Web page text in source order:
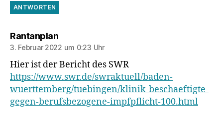
ANTWORTEN
Rantanplansagt:
3. Februar 2022 um 0:23 Uhr
Hier ist der Bericht des SWR
https://www.swr.de/swraktuell/baden-
wuerttemberg/tuebingen/klinik-beschaeftigte-
gegen-berufsbezogene-impfpflicht-100.html